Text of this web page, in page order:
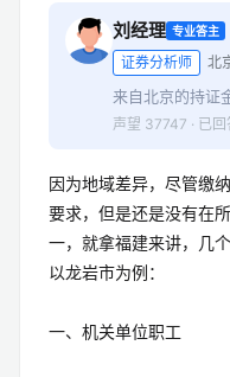
刘经理 专业答主
证券分析师 北
来自北京的持证
声望 37747 · 已
因为地域差异，尽管缴
要求，但是还是没有在
一，就拿福建来讲，几
以龙岩市为例：
一、机关单位职工